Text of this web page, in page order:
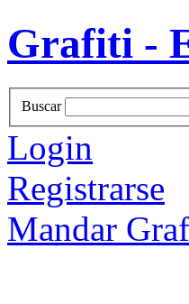
Grafiti -
Buscar
Login
Registrarse
Mandar